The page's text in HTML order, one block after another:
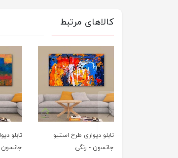
کالاهای مرتبط
تابلو دیواری طرح استیو
جانسون - رنگی
تابلو
previus